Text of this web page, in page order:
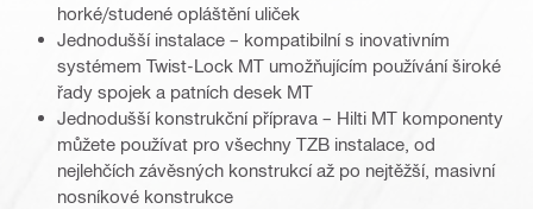
horké/studené opláštění uliček
Jednodušší instalace – kompatibilní s inovativním
systémem Twist-Lock MT umožňujícím používání široké
řady spojek a patních desek MT
Jednodušší konstrukční příprava – Hilti MT komponenty
můžete používat pro všechny TZB instalace, od
nejlehčích závěsných konstrukcí až po nejtěžší, masivní
nosníkové konstrukce